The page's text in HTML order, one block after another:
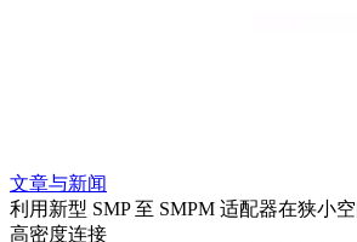
文章与新闻
利用新型 SMP 至 SMPM 适配器在狭小
高密度连接